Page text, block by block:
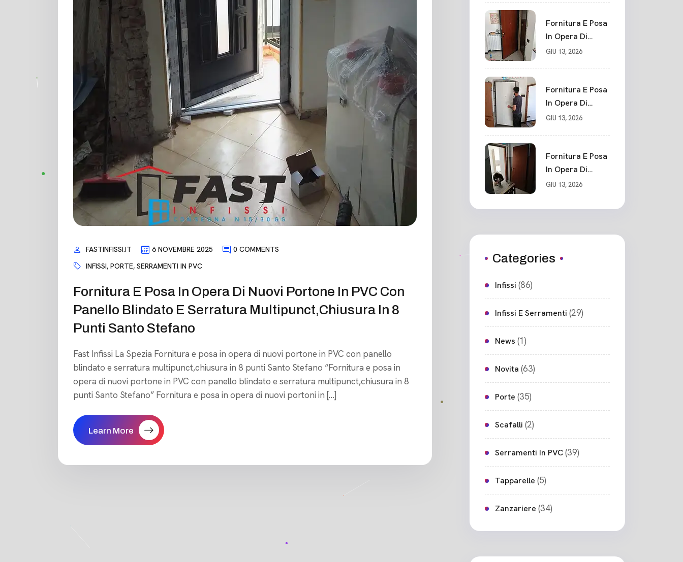
FASTINFISSI.IT 6 NOVEMBRE 2025
0 COMMENTS
INFISSI, PORTE, SERRAMENTI IN PVC
Fornitura E Posa In Opera Di Nuovi Portone In PVC Con
Panello Blindato E Serratura Multipunct,chiusura In 8
Punti Santo Stefano
Fast Infissi La Spezia Fornitura e posa in opera di nuovi portone in PVC con panello
blindato e serratura multipunct,chiusura in 8 punti Santo Stefano “Fornitura e posa in
opera di nuovi portone in PVC con panello blindato e serratura multipunct,chiusura in 8
punti Santo Stefano” Fornitura e posa in opera di nuovi portoni in […]
Learn More
Fornitura E Posa
In Opera Di
Nuovo Portone
GIU 13, 2026
Fornitura E Posa
In Opera Di
Nuovo Portone
Cadimare
GIU 13, 2026
Fornitura E Posa
In Opera Di
Nuovo Portone
Ceparana
GIU 13, 2026
Categories
Infissi (86)
Infissi E Serramenti (29)
News (1)
Novita (63)
Porte (35)
Scafalli (2)
Serramenti In PVC(39)
Tapparelle (5)
Zanzariere (34)